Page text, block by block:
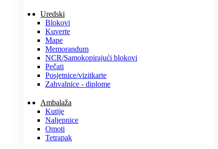
Uredski
Blokovi
Kuverte
Mape
Memorandum
NCR/Samokopirajući blokovi
Pečati
Posjetnice/vizitkarte
Zahvalnice - diplome
Ambalaža
Kutije
Naljepnice
Omoti
Tetrapak